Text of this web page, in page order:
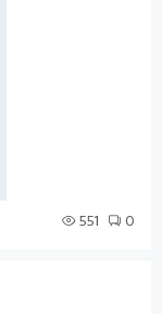
551 0